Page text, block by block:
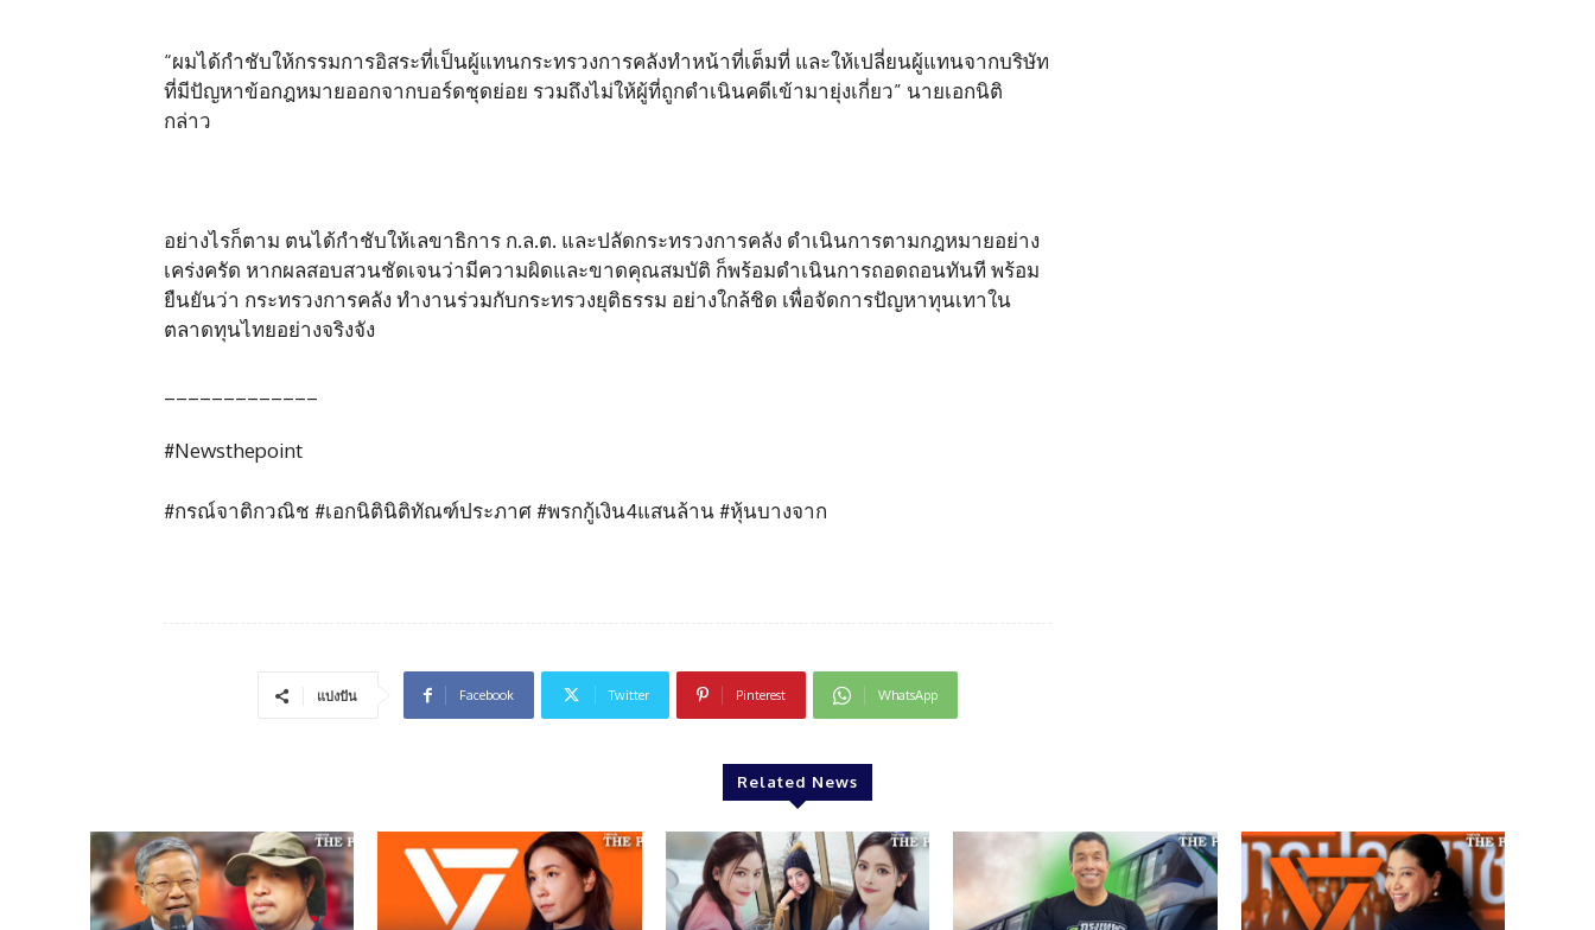
“ผมได้กำชับให้กรรมการอิสระที่เป็นผู้แทนกระทรวงการคลังทำหน้าที่เต็มที่ และให้เปลี่ยนผู้แทนจากบริษัท
ที่มีปัญหาข้อกฎหมายออกจากบอร์ดชุดย่อย รวมถึงไม่ให้ผู้ที่ถูกดำเนินคดีเข้ามายุ่งเกี่ยว” นายเอกนิติ
กล่าว
อย่างไรก็ตาม ตนได้กำชับให้เลขาธิการ ก.ล.ต. และปลัดกระทรวงการคลัง ดำเนินการตามกฎหมายอย่าง
เคร่งครัด หากผลสอบสวนชัดเจนว่ามีความผิดและขาดคุณสมบัติ ก็พร้อมดำเนินการถอดถอนทันที พร้อม
ยืนยันว่า กระทรวงการคลัง ทำงานร่วมกับกระทรวงยุติธรรม อย่างใกล้ชิด เพื่อจัดการปัญหาทุนเทาใน
ตลาดทุนไทยอย่างจริงจัง
#Newsthepoint
#กรณ์จาติกวณิช #เอกนิตินิติทัณฑ์ประภาศ #พรกกู้เงิน4แสนล้าน #หุ้นบางจาก
แบ่งปัน Facebook Twitter Pinterest WhatsApp
Related News